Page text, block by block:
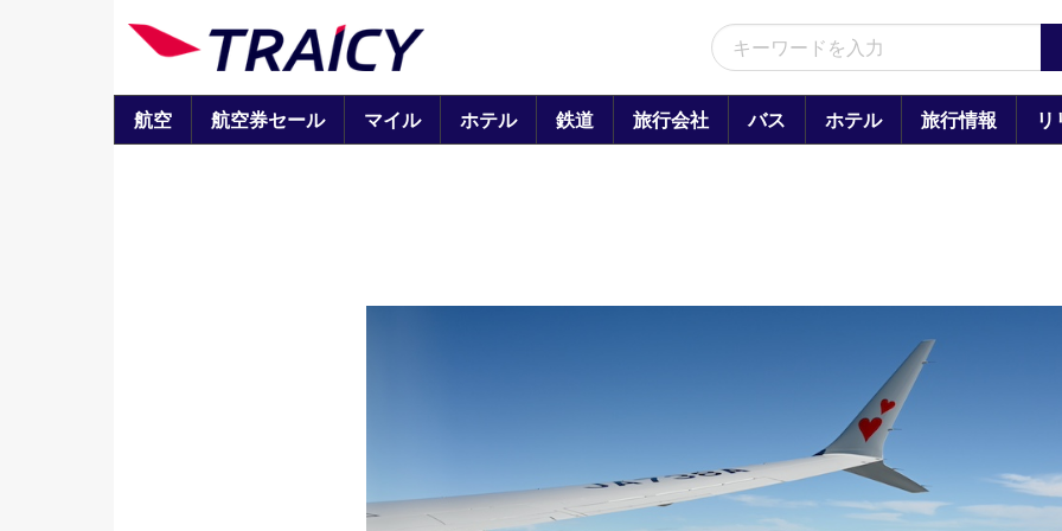
航空 航空券セール マイル ホテル 鉄道 旅行会社 バス ホテル 旅行情報 リ